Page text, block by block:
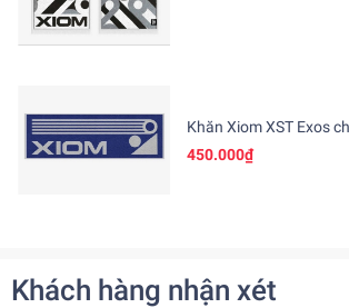
Khăn Xiom XST Exos
450.000₫
Khách hàng nhận xét